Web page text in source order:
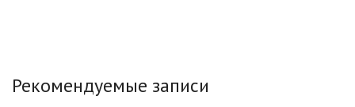
Рекомендуемые записи